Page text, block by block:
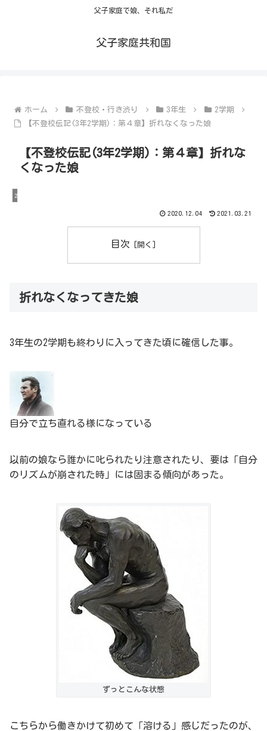
父子家庭で娘、それ私だ
父子家庭共和国
ホーム 不登校・行き渋り 3年生
2学期
【不登校伝記(3年2学期)：第４章】折れなくなった娘
【不登校伝記(3年2学期)：第４章】折れな
くなった娘
2学期
2020.12.04 2021.03.21
目次
折れなくなってきた娘
3年生の2学期も終わりに入ってきた頃に確信した事。
自分で立ち直れる様になっている
以前の娘なら誰かに叱られたり注意されたり、要は「自分
のリズムが崩された時」には固まる傾向があった。
ずっとこんな状態
こちらから働きかけて初めて「溶ける」感じだったのが、